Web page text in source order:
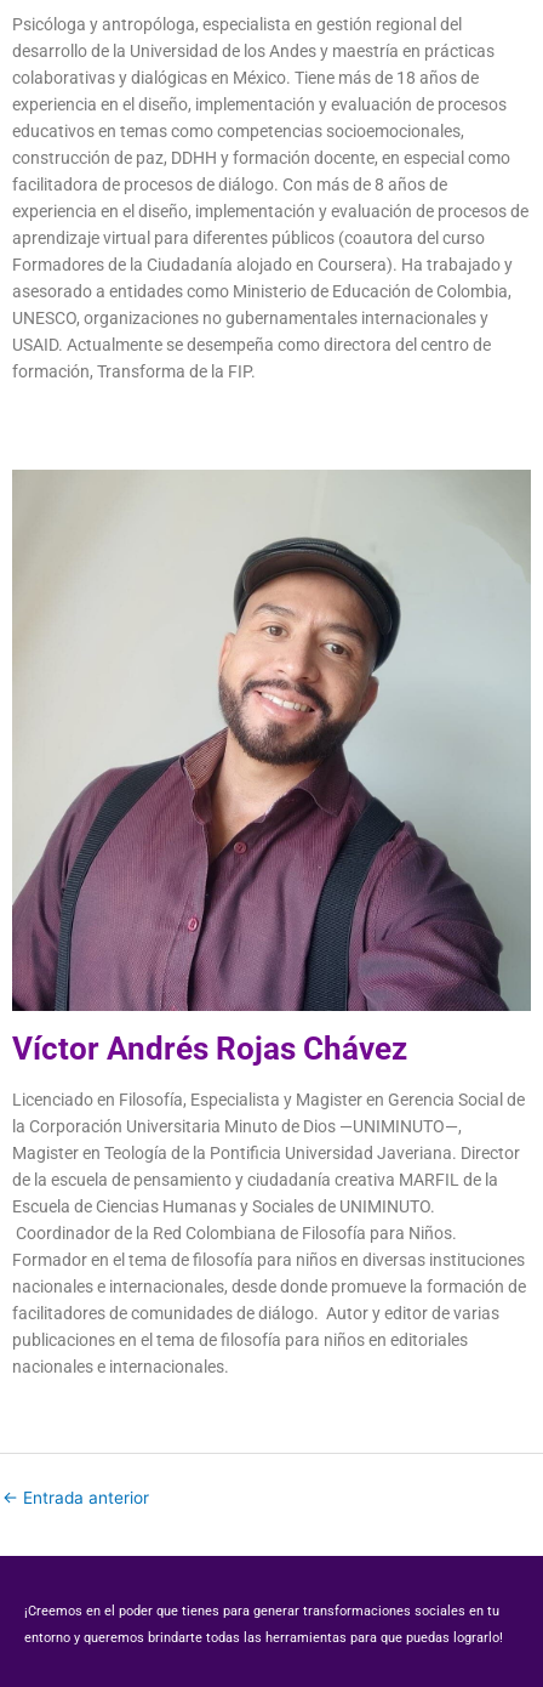
Psicóloga y antropóloga, especialista en gestión regional del
desarrollo de la Universidad de los Andes y maestría en prácticas
colaborativas y dialógicas en México. Tiene más de 18 años de
experiencia en el diseño, implementación y evaluación de procesos
educativos en temas como competencias socioemocionales,
construcción de paz, DDHH y formación docente, en especial como
facilitadora de procesos de diálogo. Con más de 8 años de
experiencia en el diseño, implementación y evaluación de procesos de
aprendizaje virtual para diferentes públicos (coautora del curso
Formadores de la Ciudadanía alojado en Coursera). Ha trabajado y
asesorado a entidades como Ministerio de Educación de Colombia,
UNESCO, organizaciones no gubernamentales internacionales y
USAID. Actualmente se desempeña como directora del centro de
formación, Transforma de la FIP.
Víctor Andrés Rojas Chávez
Licenciado en Filosofía, Especialista y Magister en Gerencia Social de
la Corporación Universitaria Minuto de Dios —UNIMINUTO—,
Magister en Teología de la Pontificia Universidad Javeriana. Director
de la escuela de pensamiento y ciudadanía creativa MARFIL de la
Escuela de Ciencias Humanas y Sociales de UNIMINUTO.
Coordinador de la Red Colombiana de Filosofía para Niños.
Formador en el tema de filosofía para niños en diversas instituciones
nacionales e internacionales, desde donde promueve la formación de
facilitadores de comunidades de diálogo. Autor y editor de varias
publicaciones en el tema de filosofía para niños en editoriales
nacionales e internacionales.
← Entrada anterior
¡Creemos en el poder que tienes para generar transformaciones sociales en tu
entorno y queremos brindarte todas las herramientas para que puedas lograrlo!